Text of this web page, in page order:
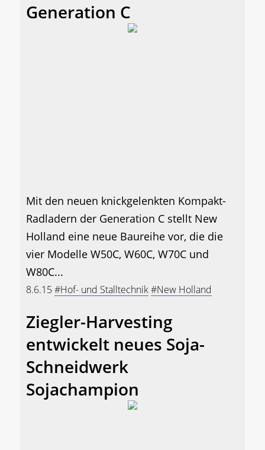
Generation C
Mit den neuen knickgelenkten Kompakt-
Radladern der Generation C stellt New
Holland eine neue Baureihe vor, die die
vier Modelle W50C, W60C, W70C und
W80C...
8.6.15#Hof- und Stalltechnik#New Holland
Ziegler-Harvesting
entwickelt neues Soja-
Schneidwerk
Sojachampion